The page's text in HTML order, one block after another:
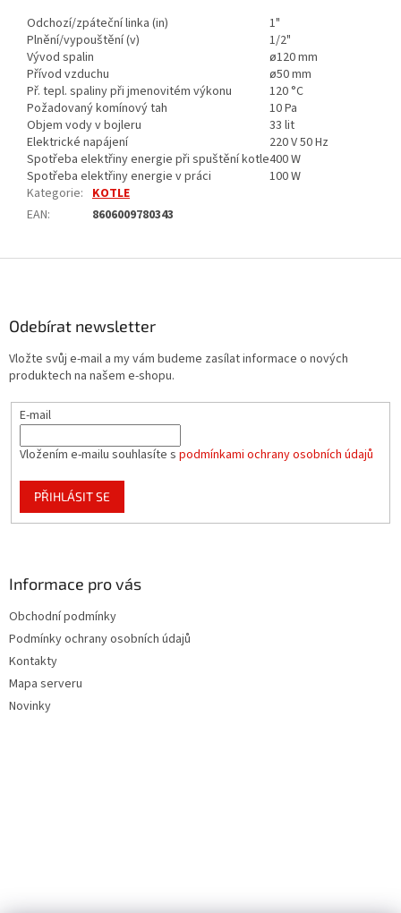
Odchozí/zpáteční linka (in)
1"
Plnění/vypouštění (v)
1/2"
Vývod spalin
ø120 mm
Přívod vzduchu
ø50 mm
Př. tepl. spaliny při jmenovitém výkonu
120 °C
Požadovaný komínový tah
10 Pa
Objem vody v bojleru
33 lit
Elektrické napájení
220 V 50 Hz
Spotřeba elektřiny energie při spuštění kotle400 W
Spotřeba elektřiny energie v práci
100 W
Kategorie: KOTLE
EAN: 8606009780343
Odebírat newsletter
Vložte svůj e-mail a my vám budeme zasílat informace o nových
produktech na našem e-shopu.
E-mail
Vložením e-mailu souhlasíte s podmínkami ochrany osobních údajů
PŘIHLÁSIT SE
Informace pro vás
Obchodní podmínky
Podmínky ochrany osobních údajů
Kontakty
Mapa serveru
Novinky